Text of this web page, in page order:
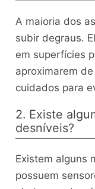
A maioria dos
subir degraus.
em superfícies
aproximarem
cuidados para
2. Existe
desníveis?
Existem alguns
possuem